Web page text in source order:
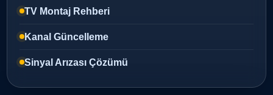
TV Montaj Rehberi
Kanal Güncelleme
Sinyal Arızası Çözümü